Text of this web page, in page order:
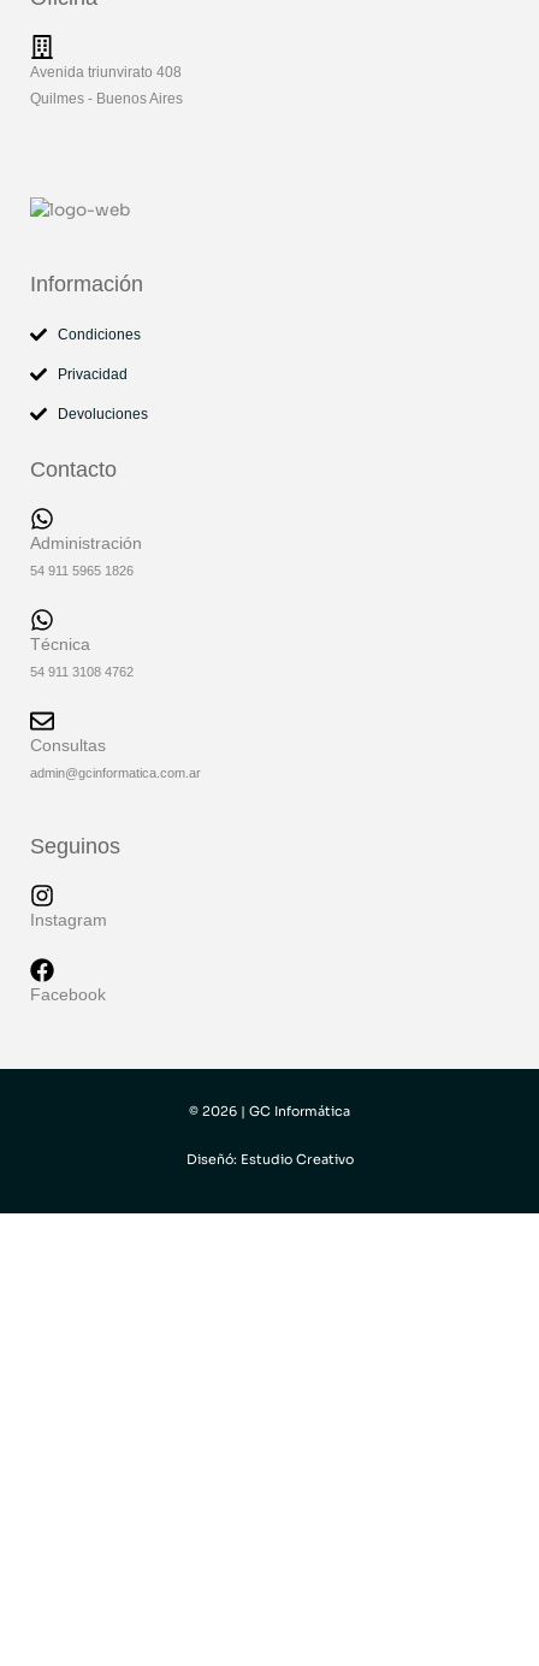
Avenida triunvirato 408
Quilmes - Buenos Aires
Información
Condiciones
Privacidad
Devoluciones
Contacto
Administración
54 911 5965 1826
Técnica
54 911 3108 4762
Consultas
admin@gcinformatica.com.ar
Seguinos
Instagram
Facebook
© 2026 | GC Informática
Diseñó: Estudio Creativo